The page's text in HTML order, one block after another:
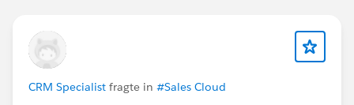
CRM Specialist fragte in #Sales Cloud